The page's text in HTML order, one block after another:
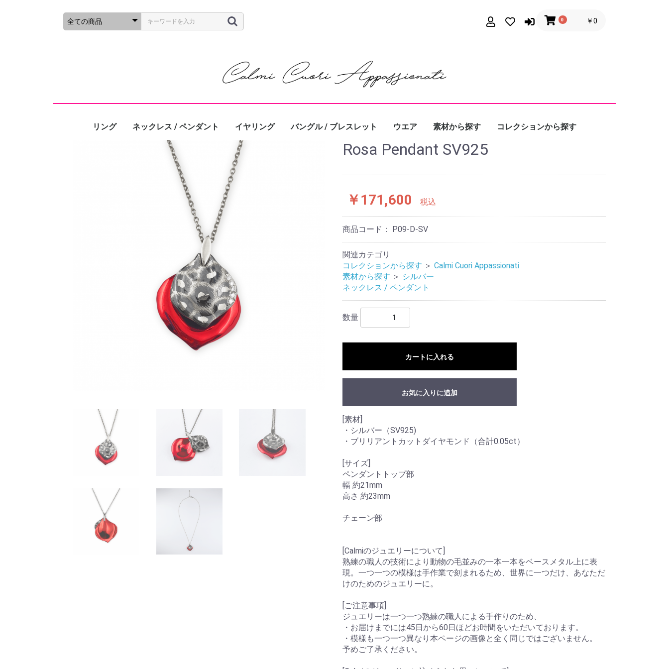
0 ￥0
リング ネックレス / ペンダント イヤリング バングル / ブレスレット ウエア 素材から探す
ゴールド / プラチナ
シルバー
パール
コレクションから探す
Rosa Pendant SV925
￥171,600 税込
商品コード： P09-D-SV
関連カテゴリ
コレクションから探す ＞ Calmi Cuori Appassionati
素材から探す ＞ シルバー
ネックレス / ペンダント
数量
カートに入れる
お気に入りに追加
[素材]
・シルバー（SV925)
・ブリリアントカットダイヤモンド（合計0.05ct）
[サイズ]
ペンダントトップ部
幅 約21mm
高さ 約23mm
チェーン部
[Calmiのジュエリーについて]
熟練の職人の技術により動物の毛並みの一本一本をベースメタル上に表
現。一つ一つの模様は手作業で刻まれるため、世界に一つだけ、あなただ
けのためのジュエリーに。
[ご注意事項]
ジュエリーは一つ一つ熟練の職人による手作りのため、
・お届けまでには45日から60日ほどお時間をいただいております。
・模様も一つ一つ異なり本ページの画像と全く同じではございません。
予めご了承ください。